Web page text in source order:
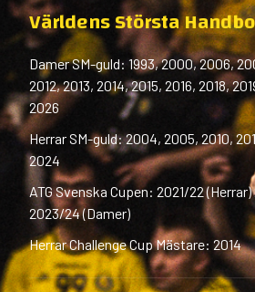
Världens Största
Damer SM-guld: 1993, 2000, 2006,
2012, 2013, 2014, 2015, 2016, 2018,
2026
Herrar SM-guld: 2004, 2005, 2010,
2024
ATG Svenska Cupen: 2021/22
2023/24 (Damer)
Herrar Challenge Cup Mästare: 2014